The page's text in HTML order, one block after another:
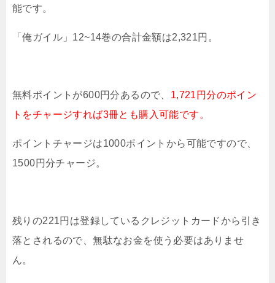
能です。
「俺ガイル」12~14巻の合計金額は2,321円。
無料ポイントが600円分あるので、 1,721円分のポイン
トをチャージすれば3冊とも購入可能です。
ポイントチャージは1000ポイントから可能ですので、
1500円分チャージ。
残りの221円は登録しているクレジットカードから引き
落とされるので、無駄なお金を使う必要はありませ
ん。